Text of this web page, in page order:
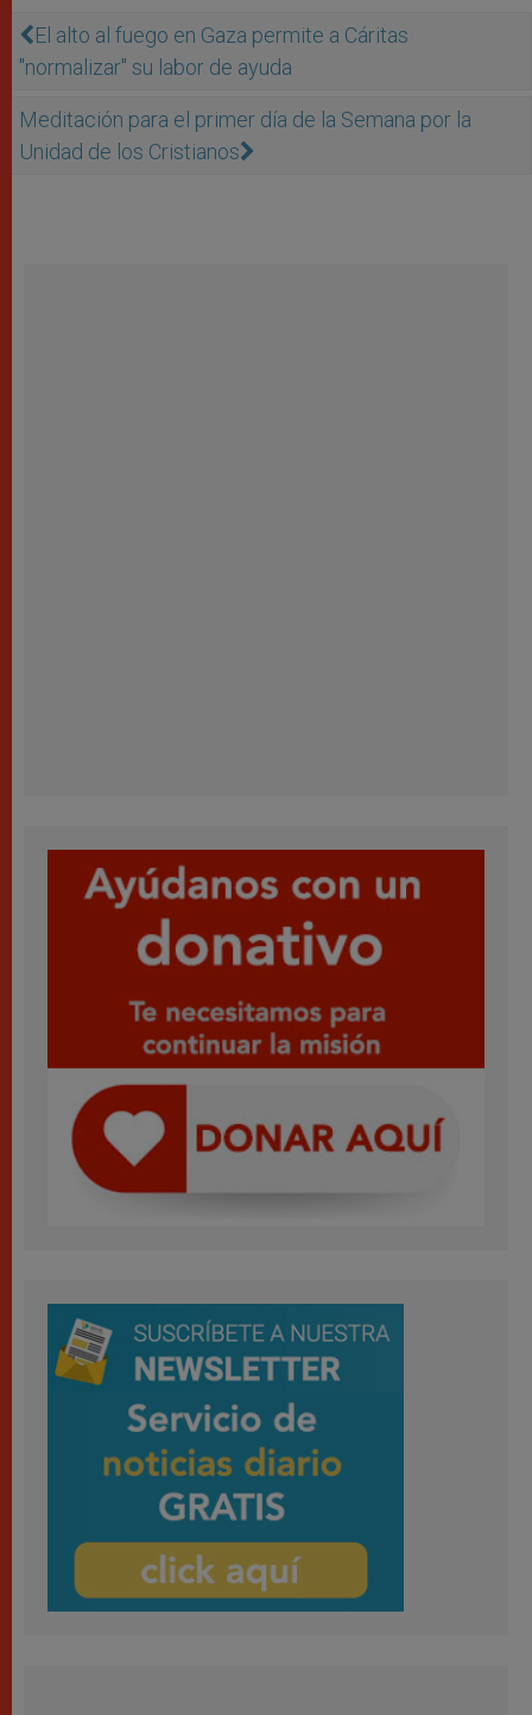
El alto al fuego en Gaza permite a Cáritas
"normalizar" su labor de ayuda
Meditación para el primer día de la Semana por la
Unidad de los Cristianos